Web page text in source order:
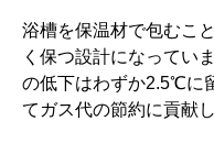
浴槽を保温材で包むこ
く保つ設計になってい
の低下はわずか2.5℃に
てガス代の節約に貢献し